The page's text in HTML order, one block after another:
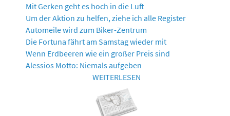
Mit Gerken geht es hoch in die Luft
Um der Aktion zu helfen, ziehe ich alle Register
Automeile wird zum Biker-Zentrum
Die Fortuna fährt am Samstag wieder mit
Wenn Erdbeeren wie ein großer Preis sind
Alessios Motto: Niemals aufgeben
WEITERLESEN